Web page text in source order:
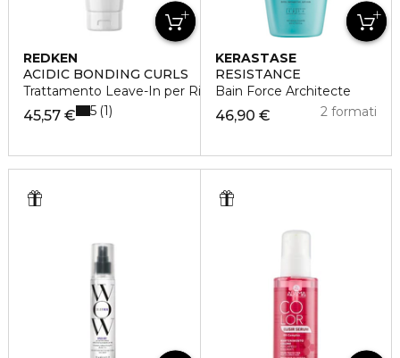
REDKEN
ACIDIC BONDING CURLS
Trattamento Leave-In per Ricci Danneggiati
45,57 € 5 1
KERASTASE
RESISTANCE
Bain Force Architecte
46,90 € 2 formati